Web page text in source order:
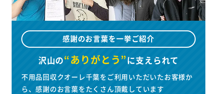
感謝のお言葉を一挙ご紹介
沢山の“ありがとう”に支えられて
不用品回収クオーレ千葉をご利用いただいたお客様か
ら、感謝のお言葉をたくさん頂戴しています